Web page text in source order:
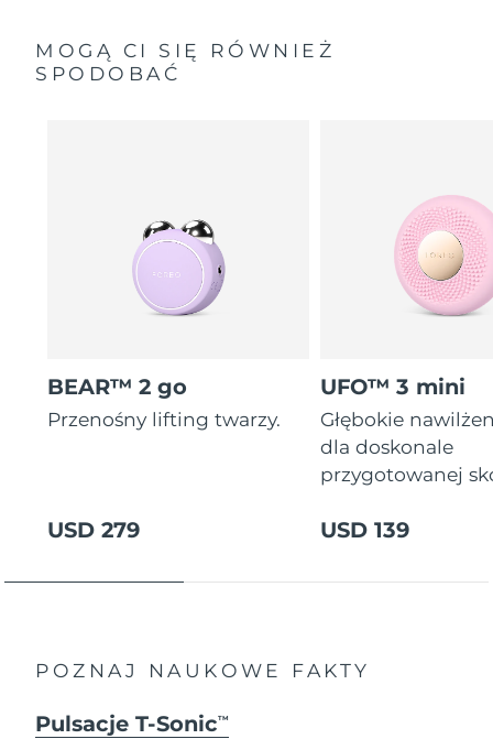
MOGĄ CI SIĘ RÓWNIEŻ
SPODOBAĆ
BEAR™ 2 go
Przenośny lifting twarzy.
USD 279
UFO™ 3 mini
Głębokie
dla doskonale
przygotowanej
USD 139
POZNAJ NAUKOWE FAKTY
Pulsacje T-SonicTM